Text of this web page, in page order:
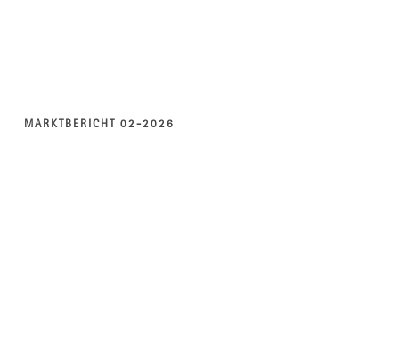
MARKTBERICHT 02-2026